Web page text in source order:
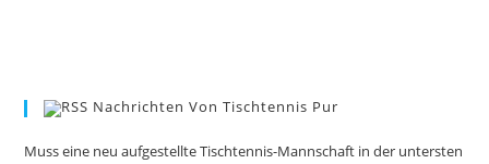
Nachrichten Von Tischtennis Pur
Muss eine neu aufgestellte Tischtennis-Mannschaft in der untersten